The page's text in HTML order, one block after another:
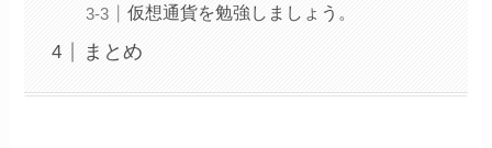
仮想通貨を勉強しましょう。
まとめ